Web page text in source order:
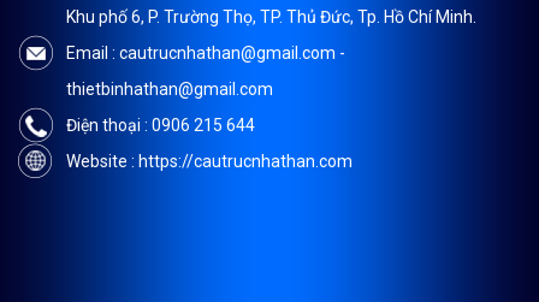
Khu phố 6, P. Trường Thọ, TP. Thủ Đức, Tp. Hồ Chí Minh.
Email : cautrucnhathan@gmail.com -
thietbinhathan@gmail.com
Điện thoại : 0906 215 644
Website : https://cautrucnhathan.com